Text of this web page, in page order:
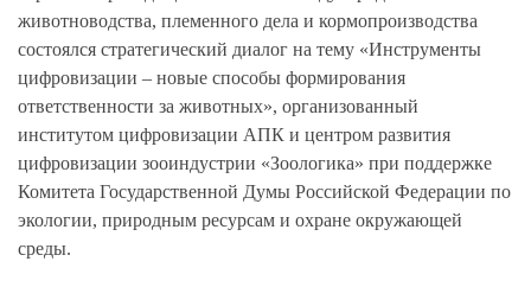
животноводства, племенного дела и кормопроизводства
состоялся стратегический диалог на тему «Инструменты
цифровизации – новые способы формирования
ответственности за животных», организованный
институтом цифровизации АПК и центром развития
цифровизации зооиндустрии «Зоологика» при поддержке
Комитета Государственной Думы Российской Федерации по
экологии, природным ресурсам и охране окружающей
среды.